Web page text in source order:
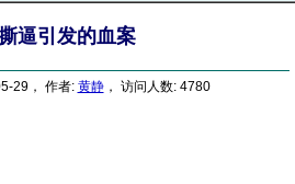
逼引发的血案
29， 作者: 黄静， 访问人数: 4780